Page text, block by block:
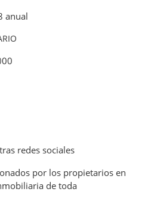
anual
redes sociales
por los propietarios en
de toda